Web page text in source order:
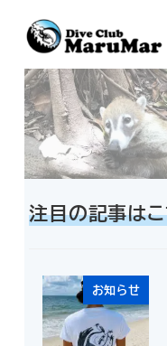
HOME 2024年
注目の記事は
お知らせ